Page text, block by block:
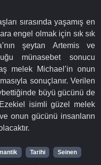
sırasında yaşamış en
engel olmak için sık sık
şeytan Artemis ve
münasebet sonucu
melek Michael’in onun
sonuçlanır. Verilen
büyü gücünü de
isimli güzel melek
onun gücünü insanların
Tarihi Seinen